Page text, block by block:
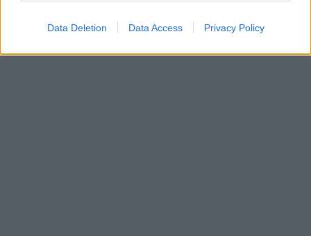
Data Deletion Data Access Privacy Policy